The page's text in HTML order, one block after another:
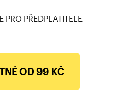
bohatých lidí
PRO PŘEDPLATITELE
OD 99 KČ